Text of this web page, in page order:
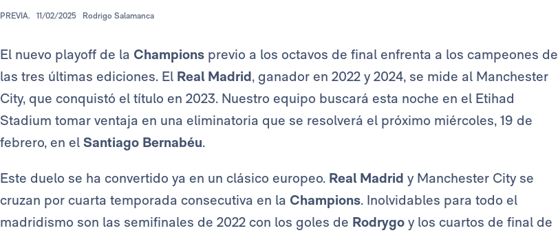
PREVIA. 11/02/2025 Rodrigo Salamanca
El nuevo playoff de la Champions previo a los octavos de final enfrenta a los campeones de
las tres últimas ediciones. El Real Madrid, ganador en 2022 y 2024, se mide al Manchester
City, que conquistó el título en 2023. Nuestro equipo buscará esta noche en el Etihad
Stadium tomar ventaja en una eliminatoria que se resolverá el próximo miércoles, 19 de
febrero, en el Santiago Bernabéu.
Este duelo se ha convertido ya en un clásico europeo. Real Madrid y Manchester City se
cruzan por cuarta temporada consecutiva en la Champions. Inolvidables para todo el
madridismo son las semifinales de 2022 con los goles de Rodrygo y los cuartos de final de